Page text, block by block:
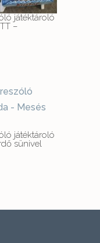
játéktároló
–
játéktároló
sünivel